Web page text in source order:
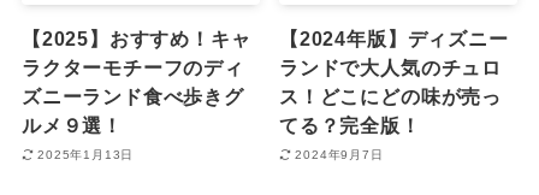
【2025】おすすめ！キャ
ラクターモチーフのディ
ズニーランド食べ歩きグ
ルメ９選！
2025年1月13日
【2024年版】ディズニー
ランドで大人気のチュロ
ス！どこにどの味が売っ
てる？完全版！
2024年9月7日